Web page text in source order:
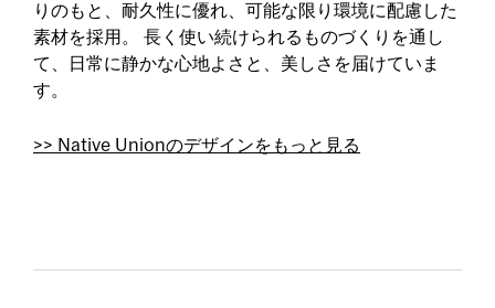
りのもと、耐久性に優れ、可能な限り環境に配慮した
素材を採用。 長く使い続けられるものづくりを通し
て、日常に静かな心地よさと、美しさを届けていま
す。
>> Native Unionのデザインをもっと見る